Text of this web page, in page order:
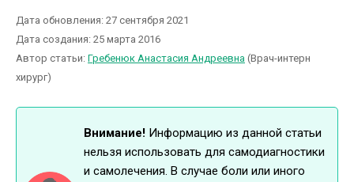
Дата обновления: 27 сентября 2021
Дата создания: 25 марта 2016
Автор статьи: Гребенюк Анастасия Андреевна (Врач-интерн
хирург)
Внимание! Информацию из данной статьи
нельзя использовать для самодиагностики
и самолечения. В случае боли или иного